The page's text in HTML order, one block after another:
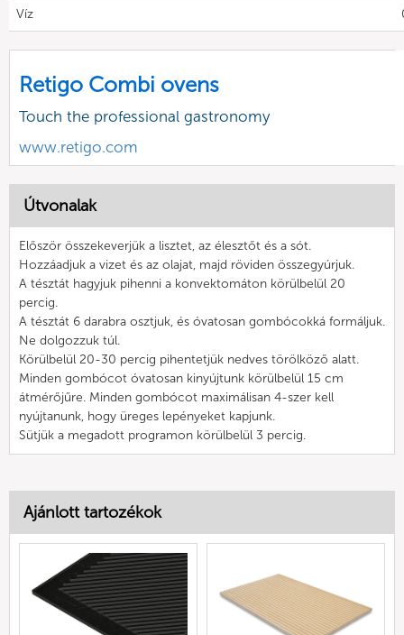
Víz
Retigo Combi ovens
Touch the professional gastronomy
www.retigo.com
Útvonalak
Először összekeverjük a lisztet, az élesztőt és a sót.
Hozzáadjuk a vizet és az olajat, majd röviden összegyúrjuk.
A tésztát hagyjuk pihenni a konvektomáton körülbelül 20
percig.
A tésztát 6 darabra osztjuk, és óvatosan gombócokká formáljuk.
Ne dolgozzuk túl.
Körülbelül 20-30 percig pihentetjük nedves törölköző alatt.
Minden gombócot óvatosan kinyújtunk körülbelül 15 cm
átmérőjűre. Minden gombócot maximálisan 4-szer kell
nyújtanunk, hogy üreges lepényeket kapjunk.
Sütjük a megadott programon körülbelül 3 percig.
Ajánlott tartozékok